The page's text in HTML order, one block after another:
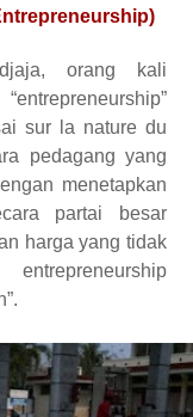
orang kali
sur la nature du
pedagang yang
menetapkan
partai besar
harga yang tidak